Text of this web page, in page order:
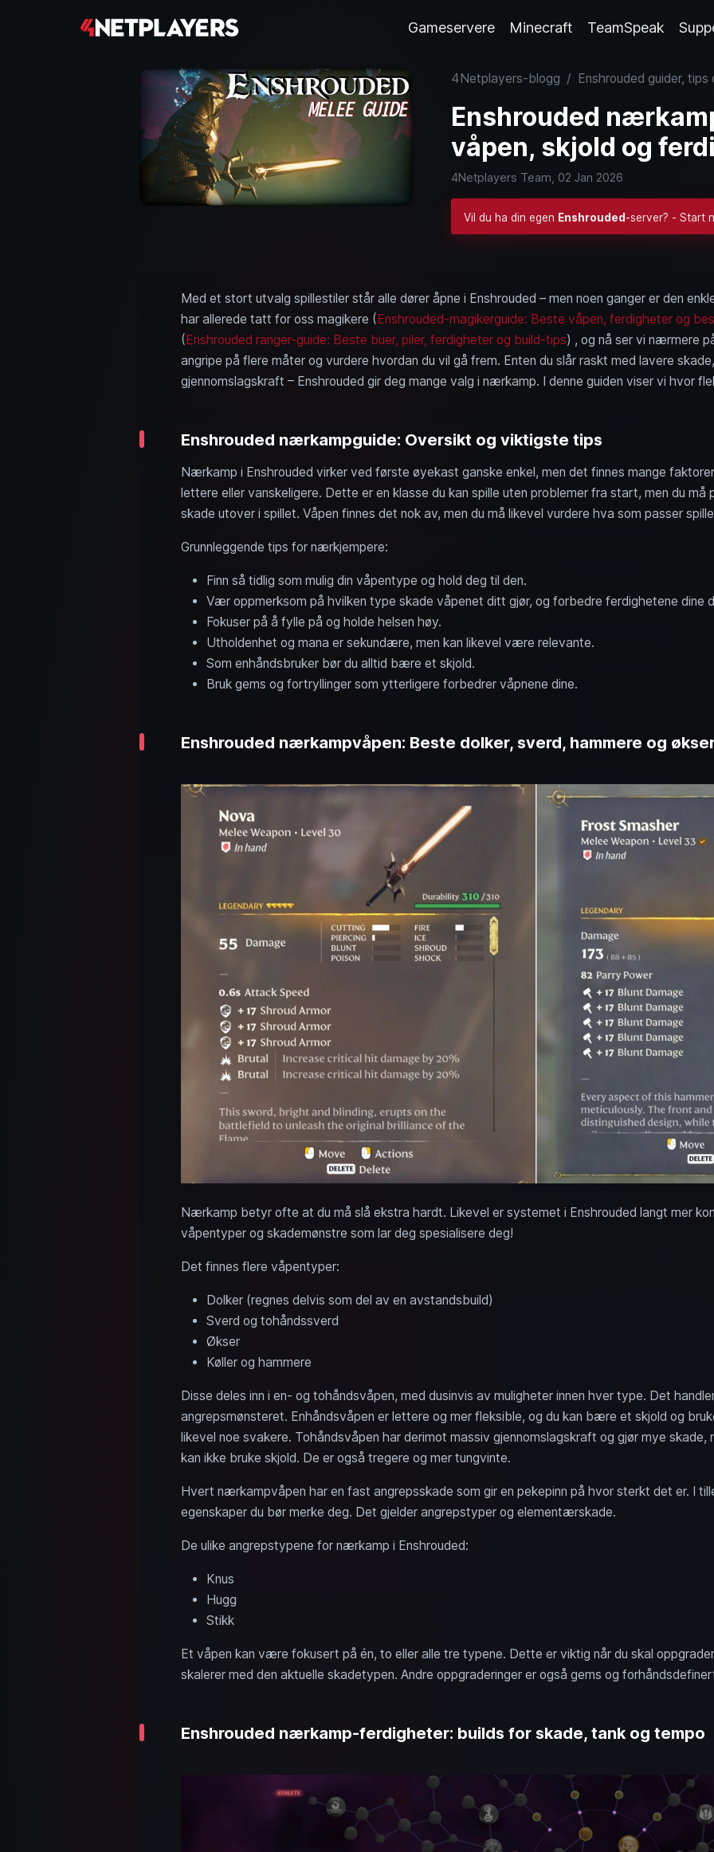
Gameservere Minecraft TeamSpeak
4Netplayers-blogg / Enshrouded guider,
Enshrouded
våpen, skjold og
4Netplayers Team, 02 Jan 2026
Vil du ha din egen Enshrouded -server? - Start
Med et stort utvalg spillestiler står alle dører åpne i Enshrouded – men noen ganger er den
har allerede tatt for oss magikere (Enshrouded-magikerguide: Beste våpen, ferdigheter og
(Enshrouded ranger-guide: Beste buer, piler, ferdigheter og build-tips) , og nå ser vi nærmere
angripe på flere måter og vurdere hvordan du vil gå frem. Enten du slår raskt med lavere
gjennomslagskraft – Enshrouded gir deg mange valg i nærkamp. I denne guiden viser vi hvor
Enshrouded nærkampguide: Oversikt og viktigste tips
Nærkamp i Enshrouded virker ved første øyekast ganske enkel, men det finnes mange
lettere eller vanskeligere. Dette er en klasse du kan spille uten problemer fra start, men du
skade utover i spillet. Våpen finnes det nok av, men du må likevel vurdere hva som passer
Grunnleggende tips for nærkjempere:
Finn så tidlig som mulig din våpentype og hold deg til den.
Vær oppmerksom på hvilken type skade våpenet ditt gjør, og forbedre ferdighetene dine
Fokuser på å fylle på og holde helsen høy.
Utholdenhet og mana er sekundære, men kan likevel være relevante.
Som enhåndsbruker bør du alltid bære et skjold.
Bruk gems og fortryllinger som ytterligere forbedrer våpnene dine.
Enshrouded nærkampvåpen: Beste dolker, sverd, hammere og
Nærkamp betyr ofte at du må slå ekstra hardt. Likevel er systemet i Enshrouded langt mer
våpentyper og skademønstre som lar deg spesialisere deg!
Det finnes flere våpentyper:
Dolker (regnes delvis som del av en avstandsbuild)
Sverd og tohåndssverd
Økser
Køller og hammere
Disse deles inn i en- og tohåndsvåpen, med dusinvis av muligheter innen hver type. Det
angrepsmønsteret. Enhåndsvåpen er lettere og mer fleksible, og du kan bære et skjold og
likevel noe svakere. Tohåndsvåpen har derimot massiv gjennomslagskraft og gjør mye skade,
kan ikke bruke skjold. De er også tregere og mer tungvinte.
Hvert nærkampvåpen har en fast angrepsskade som gir en pekepinn på hvor sterkt det er. I
egenskaper du bør merke deg. Det gjelder angrepstyper og elementærskade.
De ulike angrepstypene for nærkamp i Enshrouded:
Knus
Hugg
Stikk
Et våpen kan være fokusert på én, to eller alle tre typene. Dette er viktig når du skal
skalerer med den aktuelle skadetypen. Andre oppgraderinger er også gems og
Enshrouded nærkamp-ferdigheter: builds for skade, tank og tempo